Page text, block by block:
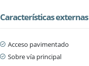
Características externas
Acceso pavimentado
Sobre vía principal